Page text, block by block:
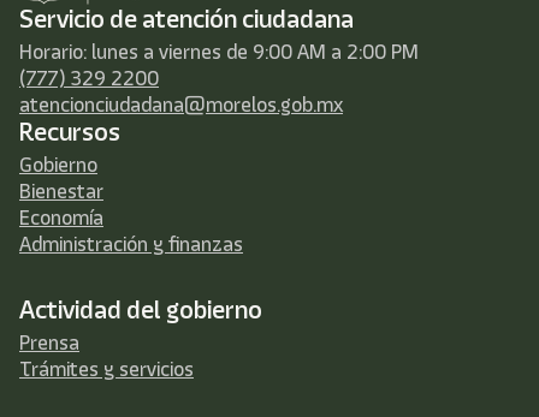
Servicio de atención ciudadana
Horario: lunes a viernes de 9:00 AM a 2:00 PM
(777) 329 2200
atencionciudadana@morelos.gob.mx
Recursos
Gobierno
Bienestar
Economía
Administración y finanzas
Actividad del gobierno
Prensa
Trámites y servicios